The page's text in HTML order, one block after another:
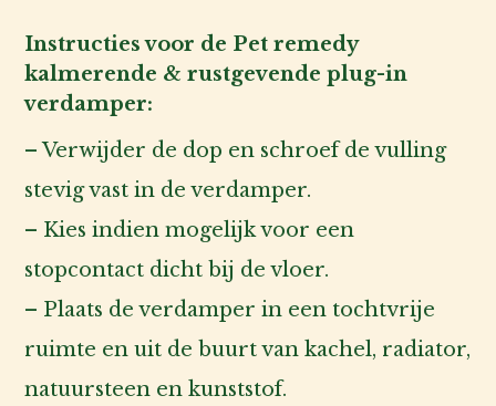
Instructies voor de Pet remedy
kalmerende & rustgevende plug-in
verdamper:
– Verwijder de dop en schroef de vulling
stevig vast in de verdamper.
– Kies indien mogelijk voor een
stopcontact dicht bij de vloer.
– Plaats de verdamper in een tochtvrije
ruimte en uit de buurt van kachel, radiator,
natuursteen en kunststof.